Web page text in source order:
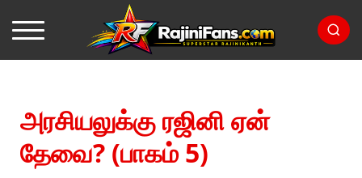
அரசியலுக்கு ரஜினி ஏன்
தேவை? (பாகம் 5)